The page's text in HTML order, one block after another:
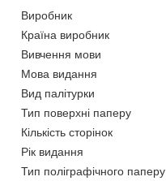
Виробник
Країна виробник
Вивчення мови
Мова видання
Вид палітурки
Тип поверхні паперу
Кількість сторінок
Рік видання
Тип поліграфічного паперу